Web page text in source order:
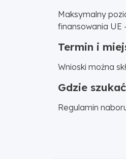
Maksymalny
finansowania UE
Termin i
Wnioski można
Gdzie
Regulamin